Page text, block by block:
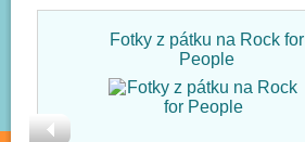
Fotky z pátku na Rock for
People